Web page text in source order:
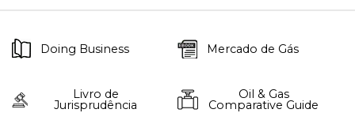
Doing Business Mercado de Gás
Livro de
Jurisprudência
Oil & Gas
Comparative Guide